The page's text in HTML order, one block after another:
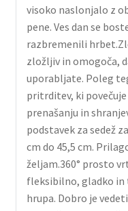
visoko naslonjalo z
pene. Ves dan se
razbremenili
zložljiv in omogoča,
uporabljate. Poleg
pritrditev, ki
prenašanju in
podstavek za sedež
cm do 45,5 cm.
željam.360° prosto
fleksibilno, gladko in
hrupa. Dobro je